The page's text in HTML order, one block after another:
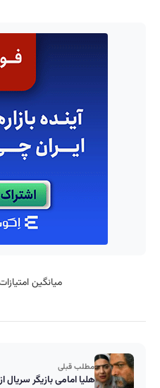
میانگین
مطلب قبلی
هلیا امامی بازیگر سریال